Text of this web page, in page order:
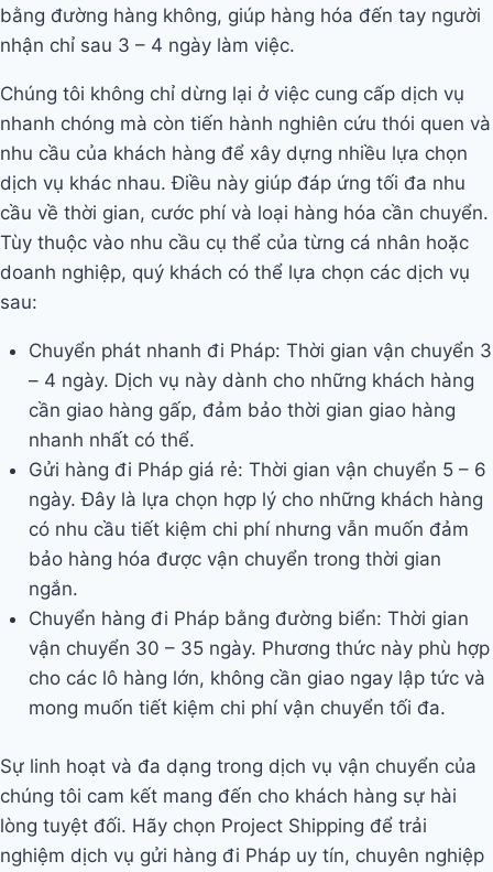
bằng đường hàng không, giúp hàng hóa đến tay người
nhận chỉ sau 3 – 4 ngày làm việc.
Chúng tôi không chỉ dừng lại ở việc cung cấp dịch vụ
nhanh chóng mà còn tiến hành nghiên cứu thói quen và
nhu cầu của khách hàng để xây dựng nhiều lựa chọn
dịch vụ khác nhau. Điều này giúp đáp ứng tối đa nhu
cầu về thời gian, cước phí và loại hàng hóa cần chuyển.
Tùy thuộc vào nhu cầu cụ thể của từng cá nhân hoặc
doanh nghiệp, quý khách có thể lựa chọn các dịch vụ
sau:
Chuyển phát nhanh đi Pháp: Thời gian vận chuyển 3
– 4 ngày. Dịch vụ này dành cho những khách hàng
cần giao hàng gấp, đảm bảo thời gian giao hàng
nhanh nhất có thể.
Gửi hàng đi Pháp giá rẻ: Thời gian vận chuyển 5 – 6
ngày. Đây là lựa chọn hợp lý cho những khách hàng
có nhu cầu tiết kiệm chi phí nhưng vẫn muốn đảm
bảo hàng hóa được vận chuyển trong thời gian
ngắn.
Chuyển hàng đi Pháp bằng đường biển: Thời gian
vận chuyển 30 – 35 ngày. Phương thức này phù hợp
cho các lô hàng lớn, không cần giao ngay lập tức và
mong muốn tiết kiệm chi phí vận chuyển tối đa.
Sự linh hoạt và đa dạng trong dịch vụ vận chuyển của
chúng tôi cam kết mang đến cho khách hàng sự hài
lòng tuyệt đối. Hãy chọn Project Shipping để trải
nghiệm dịch vụ gửi hàng đi Pháp uy tín, chuyên nghiệp